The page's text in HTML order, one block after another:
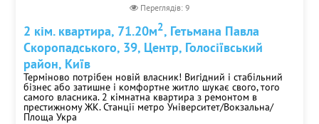
Політехнічний інститут
Святошин
Сирець
Славутич
Теремки
Університет
Переглядів: 9
2 кім. квартира, 71.20м2, Гетьмана Павла
Скоропадського, 39, Центр, Голосіївський
район, Київ
Терміново потрібен новій власник! Вигідний і стабільний
бізнес або затишне і комфортне житло шукає свого, того
самого власника. 2 кімнатна квартира з ремонтом в
престижному ЖК. Станції метро Університет/Вокзальна/
Площа Укра